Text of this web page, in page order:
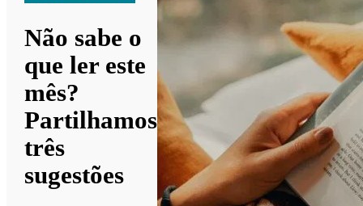
Não sabe o
que ler este
mês?
Partilhamos
três
sugestões